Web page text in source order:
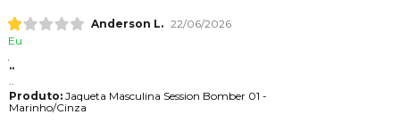
Anderson L. 22/06/2026
Eu
..
Produto:Jaqueta Masculina Session Bomber 01 -
Marinho/Cinza